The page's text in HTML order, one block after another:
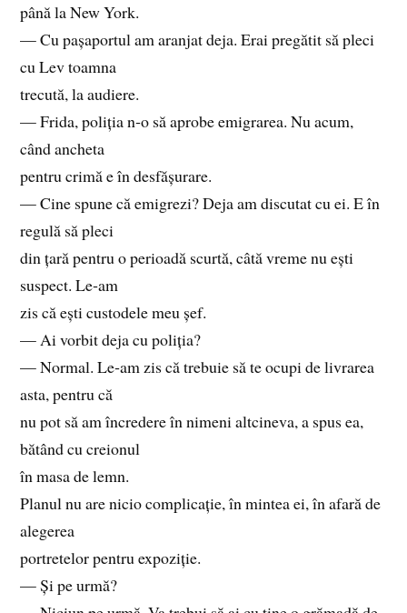
până la New York.
— Cu pașaportul am aranjat deja. Erai pregătit să pleci
cu Lev toamna
trecută, la audiere.
— Frida, poliția n‑o să aprobe emigrarea. Nu acum,
când ancheta
pentru crimă e în desfășurare.
— Cine spune că emigrezi? Deja am discutat cu ei. E în
regulă să pleci
din țară pentru o perioadă scurtă, câtă vreme nu ești
suspect. Le‑am
zis că ești custodele meu șef.
— Ai vorbit deja cu poliția?
— Normal. Le‑am zis că trebuie să te ocupi de livrarea
asta, pentru că
nu pot să am încredere în nimeni altcineva, a spus ea,
bătând cu creionul
în masa de lemn.
Planul nu are nicio complicație, în mintea ei, în afară de
alegerea
portretelor pentru expoziție.
— Și pe urmă?